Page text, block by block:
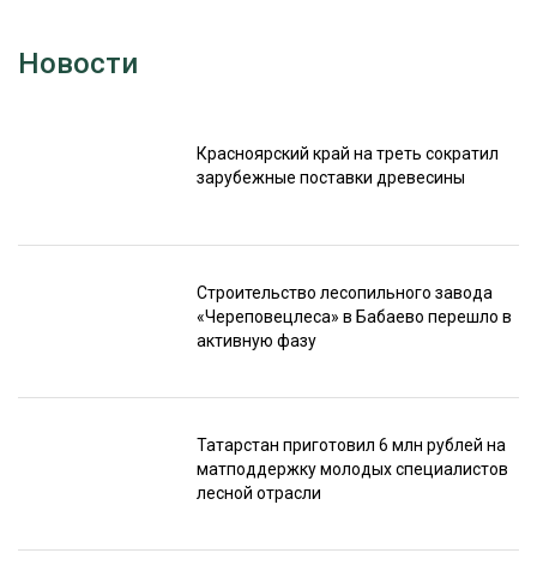
Новости
Красноярский край на треть сократил
зарубежные поставки древесины
Строительство лесопильного завода
«Череповецлеса» в Бабаево перешло в
активную фазу
Татарстан приготовил 6 млн рублей на
матподдержку молодых специалистов
лесной отрасли